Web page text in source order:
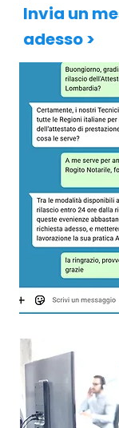
Invia un
adesso >